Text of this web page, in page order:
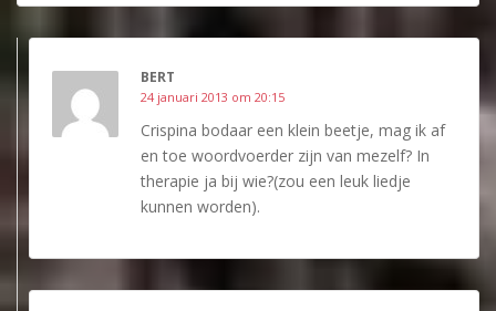
BERT
24 januari 2013 om 20:15
Crispina bodaar een klein beetje, mag ik af
en toe woordvoerder zijn van mezelf? In
therapie ja bij wie?(zou een leuk liedje
kunnen worden).